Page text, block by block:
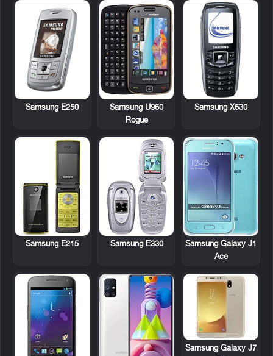
Samsung X630
Samsung U960
Rogue
Samsung E250
Samsung Galaxy J1
Ace
Samsung E330
Samsung E215
Samsung Galaxy J7